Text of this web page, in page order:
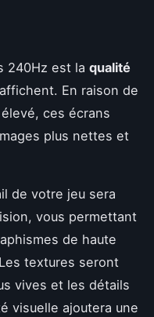
240Hz est la qualité
affichent. En raison de
ces écrans
plus nettes et
de votre jeu sera
vous permettant
de haute
textures seront
vives et les détails
visuelle ajoutera une